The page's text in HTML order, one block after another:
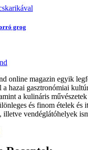
grog
online magazin egyik
a hazai gasztronómiai
a kulináris
és finom ételek és
illetve vendéglátóhelyek